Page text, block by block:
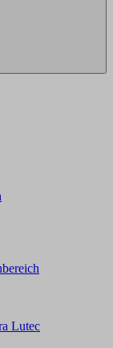
Lutec